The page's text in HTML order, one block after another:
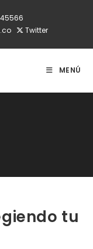
Twitter
MENÚ
tu